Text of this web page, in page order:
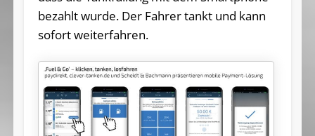
be­zahlt wur­de. Der Fah­rer tankt und kann
so­fort wei­ter­fah­ren.